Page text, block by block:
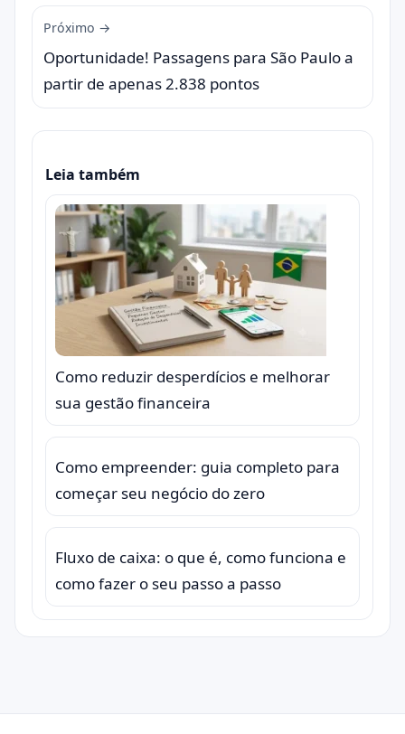
Próximo →
Oportunidade! Passagens para São Paulo a
partir de apenas 2.838 pontos
Leia também
Como reduzir desperdícios e melhorar
sua gestão financeira
Como empreender: guia completo para
começar seu negócio do zero
Fluxo de caixa: o que é, como funciona e
como fazer o seu passo a passo